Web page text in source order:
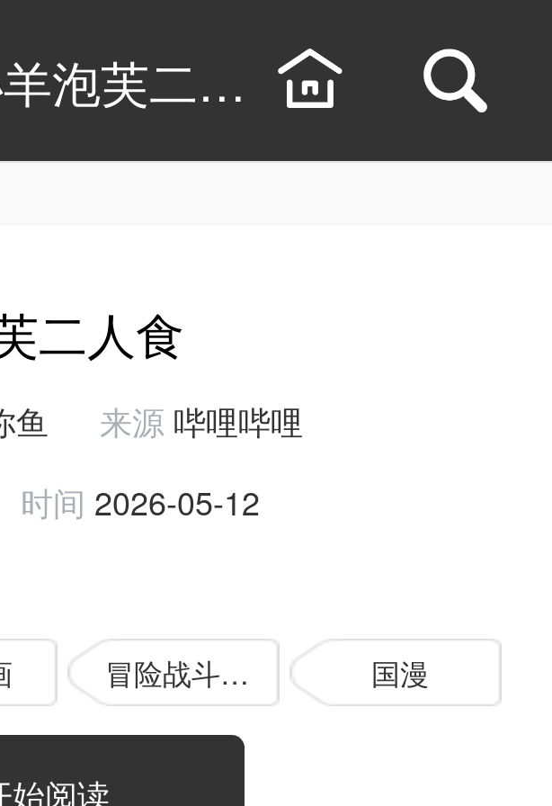
泡芙二人食漫画免费
二人食
鱼 来源 哔哩哔哩
时间 2026-05-12
冒险战斗漫画 国漫
始阅读